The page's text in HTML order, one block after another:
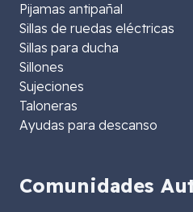
Pijamas antipañal
Sillas de ruedas eléctricas
Sillas para ducha
Sillones
Sujeciones
Taloneras
Ayudas para descanso
Comunidades